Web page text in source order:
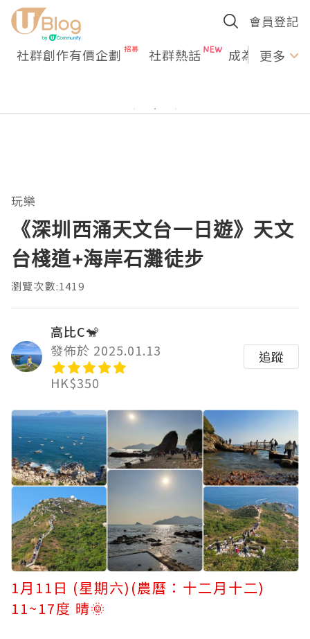
會員登記
社群創作有價企劃 社群熱話 成為U更多
玩樂
《深圳西涌天文台一日遊》天文
台棧道+海岸石灘徒步
瀏覽次數:1419
高比C🐒
發佈於 2025.01.13
HK$350
追蹤
1月11日 (星期六)(農曆：十二月十二)
11~17度 晴🌞